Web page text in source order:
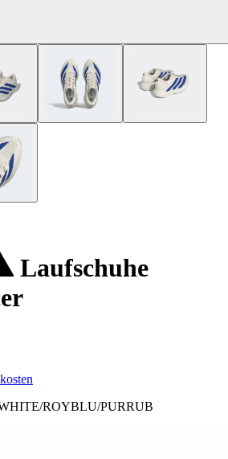
Laufschuhe
ROYBLU/PURRUB